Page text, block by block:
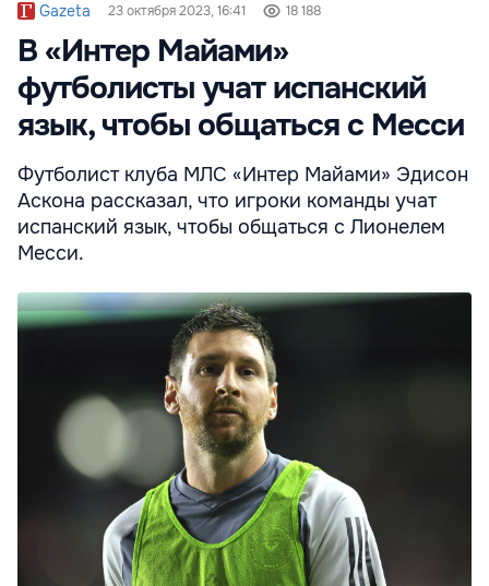
Gazeta 23 октября 2023, 16:41 18 188
В «Интер Майами»
футболисты учат испанский
язык, чтобы общаться с Месси
Футболист клуба МЛС «Интер Майами» Эдисон
Аскона рассказал, что игроки команды учат
испанский язык, чтобы общаться с Лионелем
Месси.